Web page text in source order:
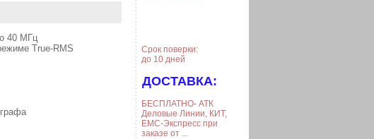
40 МГц
True-RMS
Срок поверки:
до 10 дней
ДОСТАВКА:
БЕСПЛАТНО- АТК
Деловые Линии, КИТ,
ЕМС-Экспресс при
заказе от ...